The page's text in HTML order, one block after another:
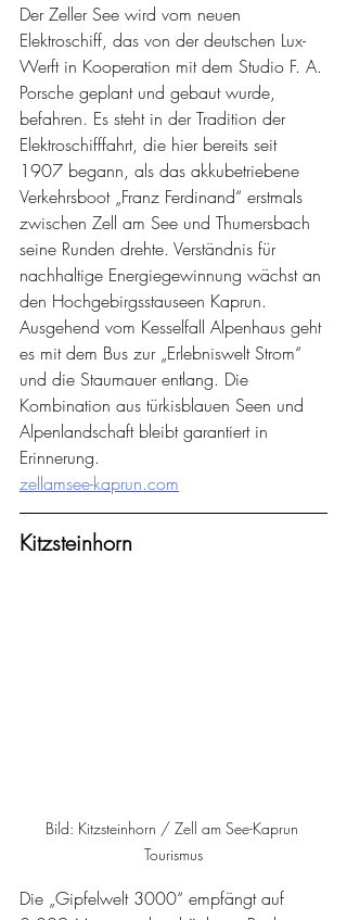
Der Zeller See wird vom neuen
Elektroschiff, das von der deutschen Lux-
Werft in Kooperation mit dem Studio F. A.
Porsche geplant und gebaut wurde,
befahren. Es steht in der Tradition der
Elektroschifffahrt, die hier bereits seit
1907 begann, als das akkubetriebene
Verkehrsboot „Franz Ferdinand“ erstmals
zwischen Zell am See und Thumersbach
seine Runden drehte. Verständnis für
nachhaltige Energiegewinnung wächst an
den Hochgebirgsstauseen Kaprun.
Ausgehend vom Kesselfall Alpenhaus geht
es mit dem Bus zur „Erlebniswelt Strom“
und die Staumauer entlang. Die
Kombination aus türkisblauen Seen und
Alpenlandschaft bleibt garantiert in
Erinnerung.
zellamsee-kaprun.com
Kitzsteinhorn
Bild: Kitzsteinhorn / Zell am See-Kaprun
Tourismus
Die „Gipfelwelt 3000“ empfängt auf